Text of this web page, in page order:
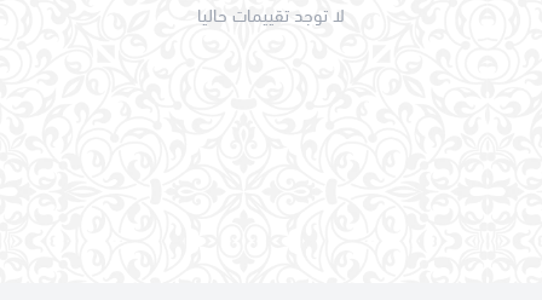
لا توجد تقييمات حاليا